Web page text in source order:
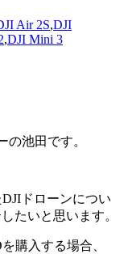
Air 2S,DJI
,DJI Mini 3
の池田です。
ドローンについ
たいと思います。
購入する場合、